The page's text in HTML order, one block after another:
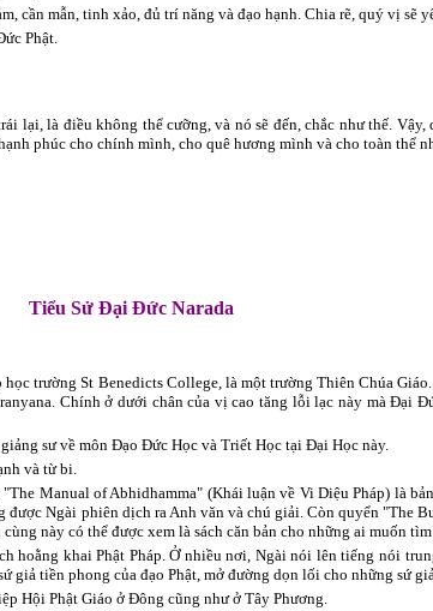
cần mẫn, tinh xảo, đủ trí năng và đạo hạnh. Chia rẽ, quý vị sẽ
Phật.
lại, là điều không thể cưỡng, và nó sẽ đến, chắc như thế.
phúc cho chính mình, cho quê hương mình và cho toàn thể
Tiểu Sử Đại Đức Narada
trường St Benedicts College, là một trường Thiên Chúa
Chính ở dưới chân của vị cao tăng lỗi lạc này mà Đại
sư về môn Đạo Đức Học và Triết Học tại Đại Học này.
và từ bi.
Manual of Abhidhamma" (Khái luận về Vi Diệu Pháp) là
được Ngài phiên dịch ra Anh văn và chú giải. Còn quyển "The
này có thể được xem là sách căn bản cho những ai muốn
khai Phật Pháp. Ở nhiều nơi, Ngài nói lên tiếng nói
giả tiền phong của đạo Phật, mở đường dọn lối cho những sứ
Hội Phật Giáo ở Đông cũng như ở Tây Phương.